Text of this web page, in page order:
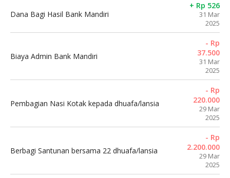
Dana Bagi Hasil Bank Mandiri
+ Rp 526
31 Mar
2025
Biaya Admin Bank Mandiri
- Rp
37.500
31 Mar
2025
Pembagian Nasi Kotak kepada dhuafa/lansia
- Rp
220.000
29 Mar
2025
Berbagi Santunan bersama 22 dhuafa/lansia
- Rp
2.200.000
29 Mar
2025